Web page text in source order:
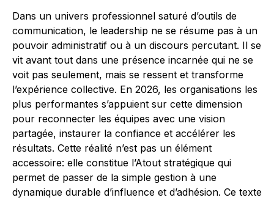
Dans un univers professionnel saturé d’outils de
communication, le leadership ne se résume pas à un
pouvoir administratif ou à un discours percutant. Il se
vit avant tout dans une présence incarnée qui ne se
voit pas seulement, mais se ressent et transforme
l’expérience collective. En 2026, les organisations les
plus performantes s’appuient sur cette dimension
pour reconnecter les équipes avec une vision
partagée, instaurer la confiance et accélérer les
résultats. Cette réalité n’est pas un élément
accessoire: elle constitue l’Atout stratégique qui
permet de passer de la simple gestion à une
dynamique durable d’influence et d’adhésion. Ce texte